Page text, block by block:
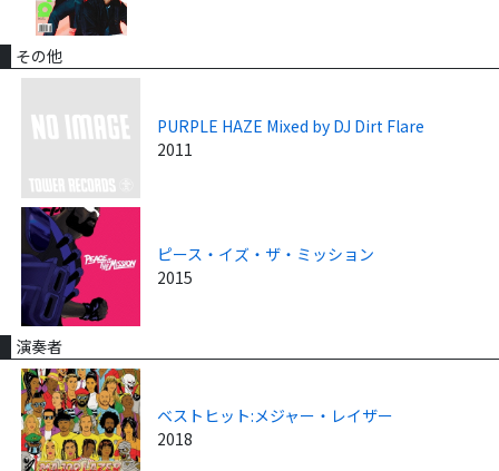
その他
PURPLE HAZE Mixed by DJ Dirt Flare
2011
ピース・イズ・ザ・ミッション
2015
演奏者
ベストヒット:メジャー・レイザー
2018